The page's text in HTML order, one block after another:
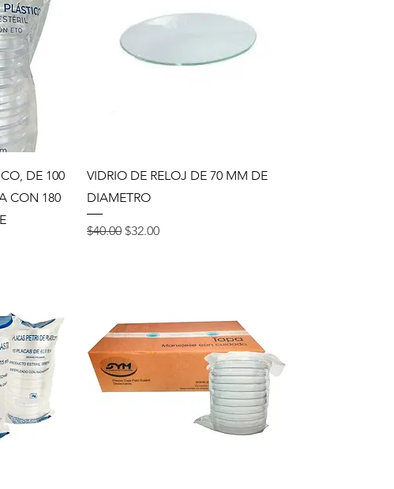
DE 100
CON 180
Vista rápida
VIDRIO DE RELOJ DE 70 MM DE
DIAMETRO
Precio
$40.00 Precio de oferta
$32.00